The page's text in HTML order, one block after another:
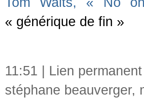
« générique de fin »
11:51 | Lien permanent
stéphane beauverger,